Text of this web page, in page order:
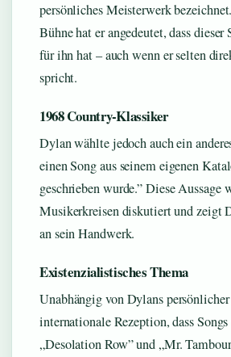
persönliches Meisterwerk
Bühne hat er angedeutet, dass
für ihn hat – auch wenn er selten
spricht.
1968 Country-Klassiker
Dylan wählte jedoch auch ein
einen Song aus seinem eigenen
geschrieben wurde.” Diese Aussage
Musikerkreisen diskutiert und zeigt
an sein Handwerk.
Existenzialistisches Thema
Unabhängig von Dylans
internationale Rezeption, dass
„Desolation Row” und „Mr.